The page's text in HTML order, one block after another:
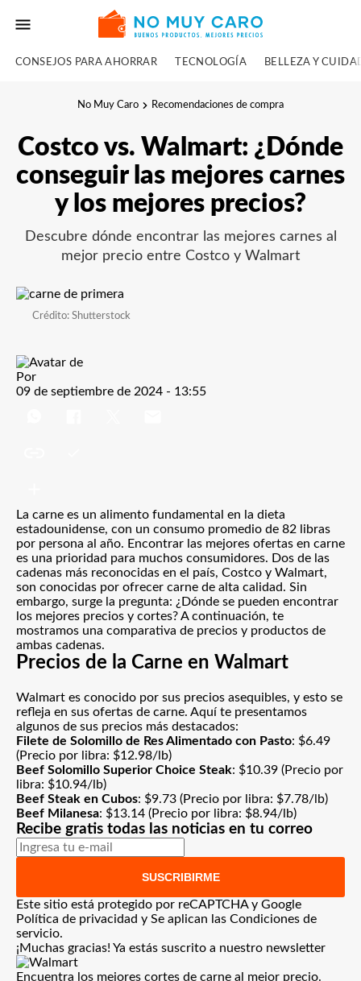
CONSEJOS PARA AHORRAR TECNOLOGÍA BELLEZA Y
No Muy Caro Recomendaciones de compra
Costco vs. Walmart: ¿Dónde
conseguir las mejores carnes
y los mejores precios?
Descubre dónde encontrar las mejores carnes al
mejor precio entre Costco y Walmart
Crédito: Shutterstock
Por
09 de septiembre de 2024 - 13:55
La carne es un alimento fundamental en la dieta
estadounidense, con un consumo promedio de 82 libras
por persona al año. Encontrar las mejores ofertas en carne
es una prioridad para muchos consumidores. Dos de las
cadenas más reconocidas en el país, Costco y Walmart,
son conocidas por ofrecer carne de alta calidad. Sin
embargo, surge la pregunta: ¿Dónde se pueden encontrar
los mejores precios y cortes? A continuación, te
mostramos una comparativa de precios y productos de
ambas cadenas.
Precios de la Carne en Walmart
Walmart es conocido por sus precios asequibles, y esto se
refleja en sus ofertas de carne. Aquí te presentamos
algunos de sus precios más destacados:
Filete de Solomillo de Res Alimentado con Pasto: $6.49
(Precio por libra: $12.98/lb)
Beef Solomillo Superior Choice Steak: $10.39 (Precio por
libra: $10.94/lb)
Beef Steak en Cubos: $9.73 (Precio por libra: $7.78/lb)
Beef Milanesa: $13.14 (Precio por libra: $8.94/lb)
Recibe gratis todas las noticias en tu correo
SUSCRIBIRME
Este sitio está protegido por reCAPTCHA y Google
Política de privacidad y Se aplican las Condiciones de
servicio.
¡Muchas gracias! Ya estás suscrito a nuestro newsletter
Encuentra los mejores cortes de carne al mejor precio.